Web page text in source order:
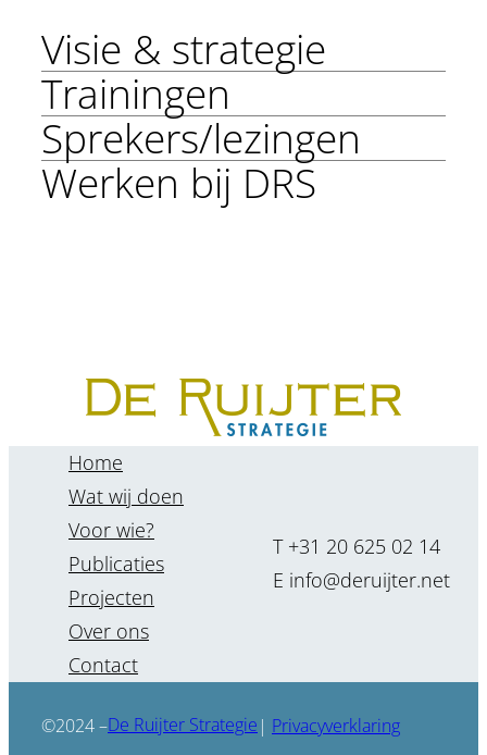
Visie & strategie
Trainingen
Sprekers/lezingen
Werken bij DRS
Home
Wat wij doen
Voor wie?
Publicaties
Projecten
Over ons
Contact
T +31 20 625 02 14
E info@deruijter.net
©2024 –De Ruijter Strategie | Privacyverklaring